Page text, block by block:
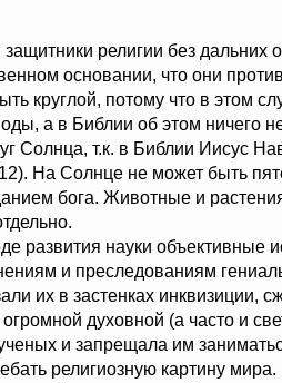
религии без дальних
основании, что они
круглой, потому что в этом
а в Библии об этом ничего
Солнца, т.к. в Библии Иисус
На Солнце не может быть
бога. Животные и
развития науки объективные
и преследованиям
их в застенках инквизиции,
духовной (а часто и
и запрещала им
религиозную картину мира.